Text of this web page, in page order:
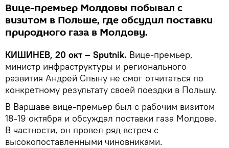
Вице-премьер Молдовы побывал с
визитом в Польше, где обсудил поставки
природного газа в Молдову.
КИШИНЕВ, 20 окт – Sputnik. Вице-премьер,
министр инфраструктуры и регионального
развития Андрей Спыну не смог отчитаться по
конкретному результату своей поездки в Польшу.
В Варшаве вице-премьер был с рабочим визитом
18-19 октября и обсуждал поставки газа Молдове.
В частности, он провел ряд встреч с
высокопоставленными чиновниками.